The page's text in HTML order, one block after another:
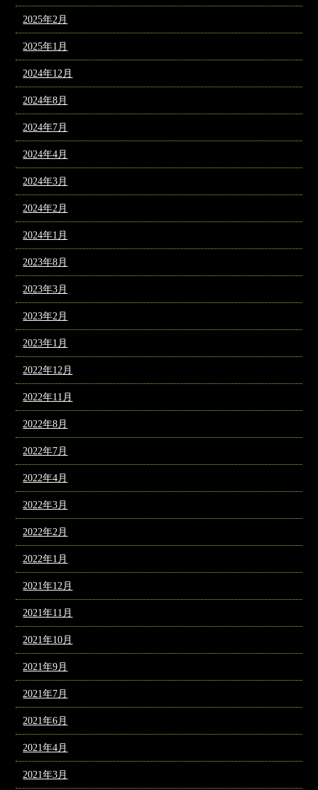
2025年2月
2025年1月
2024年12月
2024年8月
2024年7月
2024年4月
2024年3月
2024年2月
2024年1月
2023年8月
2023年3月
2023年2月
2023年1月
2022年12月
2022年11月
2022年8月
2022年7月
2022年4月
2022年3月
2022年2月
2022年1月
2021年12月
2021年11月
2021年10月
2021年9月
2021年7月
2021年6月
2021年4月
2021年3月